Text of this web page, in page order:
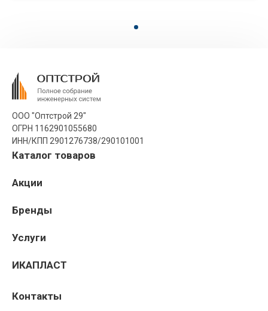
ООО "Оптстрой 29"
ОГРН 1162901055680
ИНН/КПП 2901276738/290101001
Каталог товаров
Акции
Бренды
Услуги
ИКАПЛАСТ
Контакты